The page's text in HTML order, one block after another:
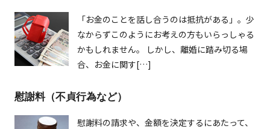
「お金のことを話し合うのは抵抗がある」。少
なからずこのようにお考えの方もいらっしゃる
かもしれません。 しかし、離婚に踏み切る場
合、お金に関す[…]
慰謝料（不貞行為など）
慰謝料の請求や、金額を決定するにあたって、